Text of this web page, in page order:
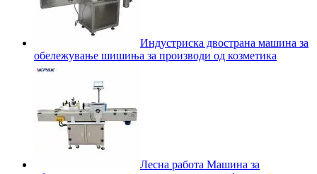
Индустриска двострана машина за
обележување шишиња за производи од козметика
Лесна работа Машина за